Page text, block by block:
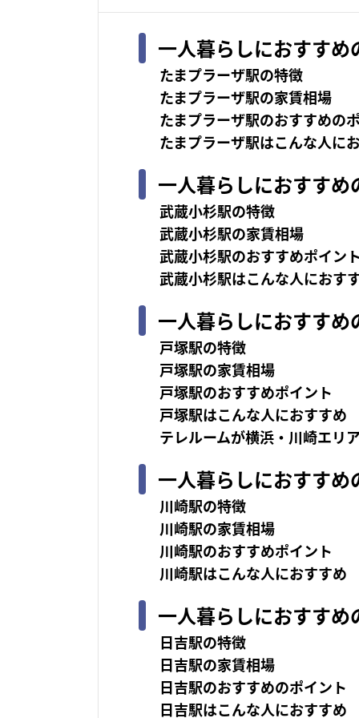
一人暮らしにおすす
たまプラーザ駅の特徴
たまプラーザ駅の家賃相場
たまプラーザ駅のおすすめの
たまプラーザ駅はこんな人に
一人暮らしにおすす
武蔵小杉駅の特徴
武蔵小杉駅の家賃相場
武蔵小杉駅のおすすめポイン
武蔵小杉駅はこんな人におす
一人暮らしにおすす
戸塚駅の特徴
戸塚駅の家賃相場
戸塚駅のおすすめポイント
戸塚駅はこんな人におすすめ
テレルームが横浜・川崎エリ
一人暮らしにおすす
川崎駅の特徴
川崎駅の家賃相場
川崎駅のおすすめポイント
川崎駅はこんな人におすすめ
一人暮らしにおすす
日吉駅の特徴
日吉駅の家賃相場
日吉駅のおすすめのポイント
日吉駅はこんな人におすすめ